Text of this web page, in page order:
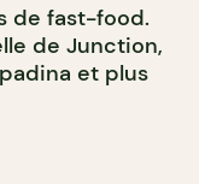
de fast-food.
de Junction,
et plus